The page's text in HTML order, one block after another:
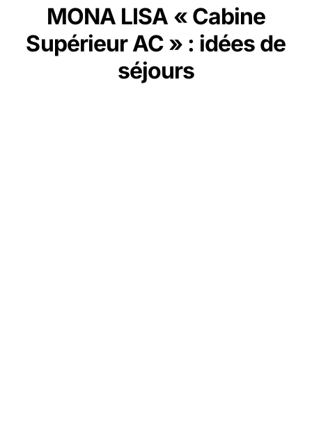
MONA LISA « Cabine
Supérieur AC » : idées de
séjours